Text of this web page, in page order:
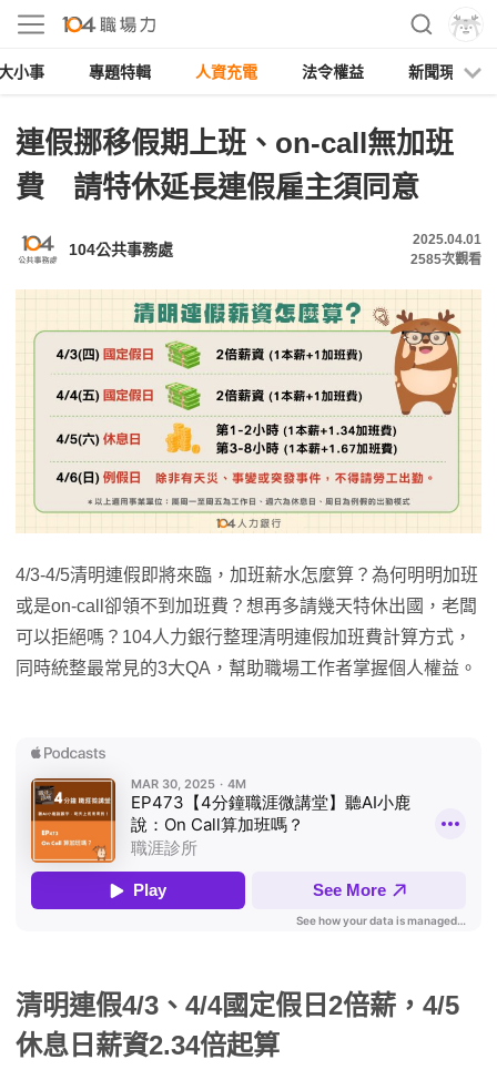
小事 專題特輯 人資充電 法令權益 新聞現場
連假挪移假期上班、on-call無加班
費 請特休延長連假雇主須同意
104公共事務處
2025.04.01
2585次觀看
4/3-4/5清明連假即將來臨，加班薪水怎麼算？為何明明加班
或是on-call卻領不到加班費？想再多請幾天特休出國，老闆
可以拒絕嗎？104人力銀行整理清明連假加班費計算方式，
同時統整最常見的3大QA，幫助職場工作者掌握個人權益。
清明連假4/3、4/4國定假日2倍薪，4/5
休息日薪資2.34倍起算